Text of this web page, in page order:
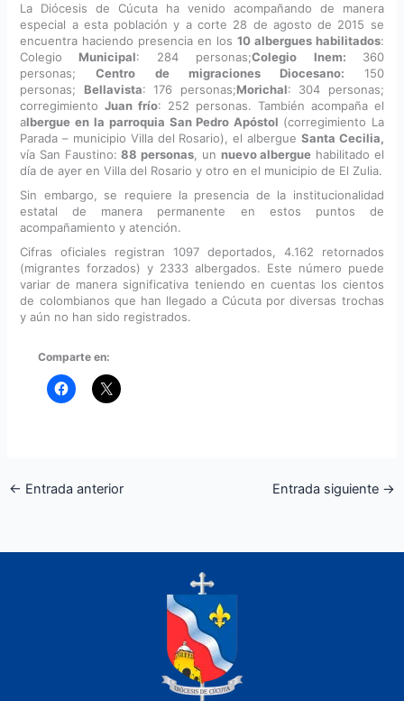
La Diócesis de Cúcuta ha venido acompañando de manera
especial a esta población y a corte 28 de agosto de 2015 se
encuentra haciendo presencia en los 10 albergues habilitados:
Colegio Municipal: 284 personas;Colegio Inem: 360
personas;Centro de migraciones Diocesano: 150
personas; Bellavista: 176 personas;Morichal: 304 personas;
corregimientoJuan frío: 252 personas. También acompaña el
albergue en la parroquia San Pedro Apóstol (corregimiento La
Parada – municipio Villa del Rosario), el albergue Santa Cecilia,
vía San Faustino:88 personas , un nuevo albergue habilitado el
día de ayer en Villa del Rosario y otro en el municipio de El Zulia.
Sin embargo, se requiere la presencia de la institucionalidad
estatal de manera permanente en estos puntos de
acompañamiento y atención.
Cifras oficiales registran 1097 deportados, 4.162 retornados
(migrantes forzados) y 2333 albergados. Este número puede
variar de manera significativa teniendo en cuentas los cientos
de colombianos que han llegado a Cúcuta por diversas trochas
y aún no han sido registrados.
Comparte en:
← Entrada anterior Entrada siguiente →